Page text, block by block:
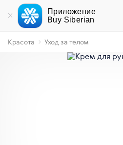
Приложение
Buy Siberian
Красота Уход за телом